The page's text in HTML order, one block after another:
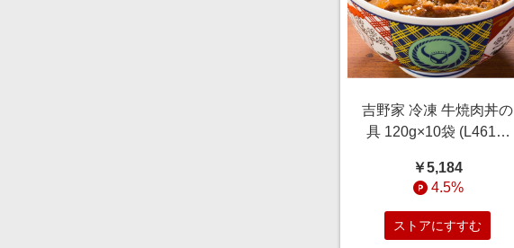
吉野家 冷凍 牛焼肉丼の
具 120g×10袋 (L4618)
の贈り物＆ご褒美ギフ
ト】
￥5,184
4.5%
ストアにすすむ